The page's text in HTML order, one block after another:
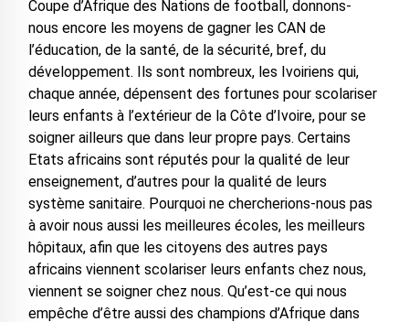
Coupe d’Afrique des Nations de football, donnons-
nous encore les moyens de gagner les CAN de
l’éducation, de la santé, de la sécurité, bref, du
développement. Ils sont nombreux, les Ivoiriens qui,
chaque année, dépensent des fortunes pour scolariser
leurs enfants à l’extérieur de la Côte d’Ivoire, pour se
soigner ailleurs que dans leur propre pays. Certains
Etats africains sont réputés pour la qualité de leur
enseignement, d’autres pour la qualité de leurs
système sanitaire. Pourquoi ne chercherions-nous pas
à avoir nous aussi les meilleures écoles, les meilleurs
hôpitaux, afin que les citoyens des autres pays
africains viennent scolariser leurs enfants chez nous,
viennent se soigner chez nous. Qu’est-ce qui nous
empêche d’être aussi des champions d’Afrique dans